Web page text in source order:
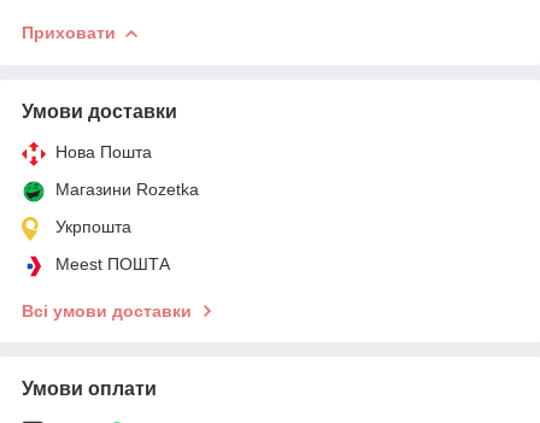
Приховати
Умови доставки
Нова Пошта
Магазини Rozetka
Укрпошта
Meest ПОШТА
Всі умови доставки
Умови оплати